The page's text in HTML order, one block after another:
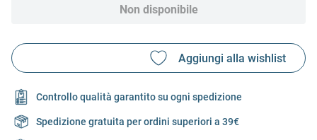
Non disponibile
Controllo qualità garantito su ogni spedizione
Spedizione gratuita per ordini superiori a 39€